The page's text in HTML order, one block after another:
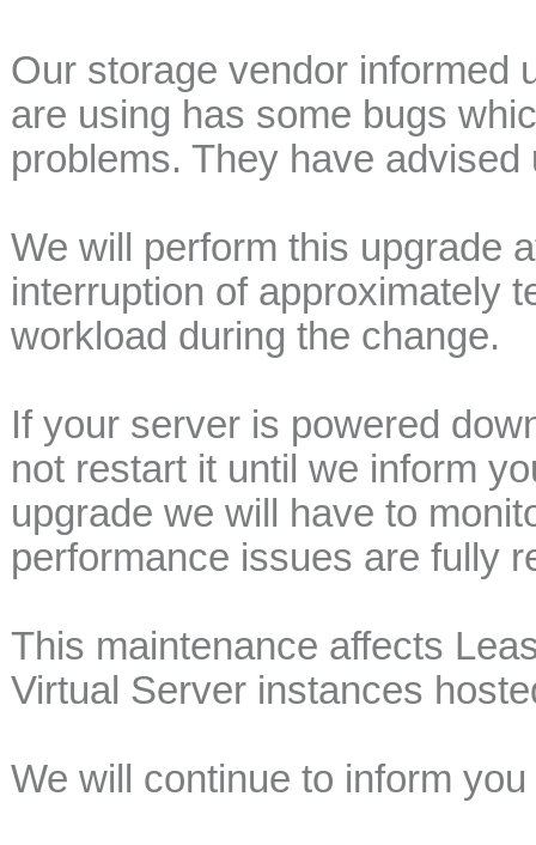
Our storage vendor informed
are using has some bugs
problems. They have
We will perform this upgrade
interruption of approximately
workload during the change.
If your server is powered
not restart it until we inform
upgrade we will have to
performance issues are fully
This maintenance affects
Virtual Server instances
We will continue to inform